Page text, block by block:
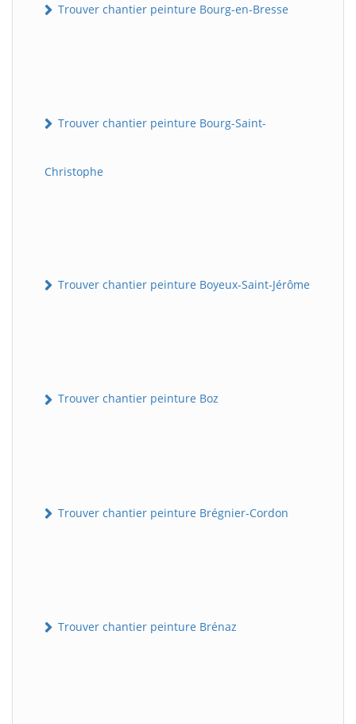
Trouver chantier peinture Bourg-en-Bresse
Trouver chantier peinture Bourg-Saint-
Christophe
Trouver chantier peinture Boyeux-Saint-Jérôme
Trouver chantier peinture Boz
Trouver chantier peinture Brégnier-Cordon
Trouver chantier peinture Brénaz